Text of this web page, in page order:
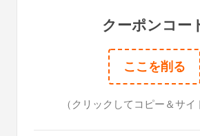
クーポンコー
ここを削る
（クリックしてコピー＆サイ